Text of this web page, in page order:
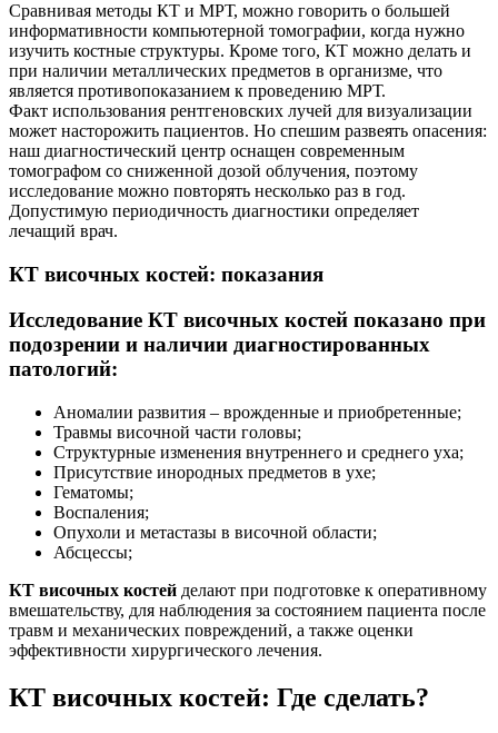
Сравнивая методы КТ и МРТ, можно говорить о большей
информативности компьютерной томографии, когда нужно
изучить костные структуры. Кроме того, КТ можно делать и
при наличии металлических предметов в организме, что
является противопоказанием к проведению МРТ.
Факт использования рентгеновских лучей для визуализации
может насторожить пациентов. Но спешим развеять опасения:
наш диагностический центр оснащен современным
томографом со сниженной дозой облучения, поэтому
исследование можно повторять несколько раз в год.
Допустимую периодичность диагностики определяет
лечащий врач.
КТ височных костей: показания
Исследование КТ височных костей показано при
подозрении и наличии диагностированных
патологий:
Аномалии развития – врожденные и приобретенные;
Травмы височной части головы;
Структурные изменения внутреннего и среднего уха;
Присутствие инородных предметов в ухе;
Гематомы;
Воспаления;
Опухоли и метастазы в височной области;
Абсцессы;
КТ височных костей делают при подготовке к оперативному
вмешательству, для наблюдения за состоянием пациента после
травм и механических повреждений, а также оценки
эффективности хирургического лечения.
КТ височных костей: Где сделать?